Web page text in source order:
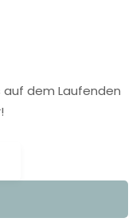
auf dem Laufenden